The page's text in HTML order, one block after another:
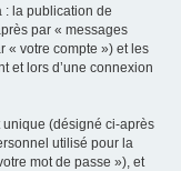
: la publication de
par « messages
« votre compte ») et les
et lors d’une connexion
(désigné ci-après
utilisé pour la
mot de passe »), et